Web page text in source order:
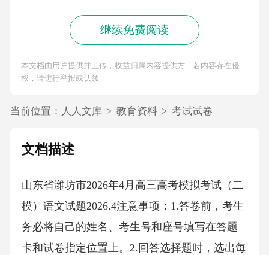
继续免费阅读
本文档由用户提供并上传，收益归属内容提供方，若内容存在侵
权，请进行举报或认领
当前位置： 人人文库 > 教育资料 > 考试试卷
文档描述
山东省潍坊市2026年4月高三高考模拟考试（二
模）语文试题2026.4注意事项：1.答卷前，考生
务必将自己的姓名、考生号和座号填写在答题
卡和试卷指定位置上。2.回答选择题时，选出每